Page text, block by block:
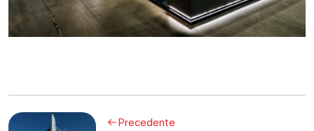
← Precedente